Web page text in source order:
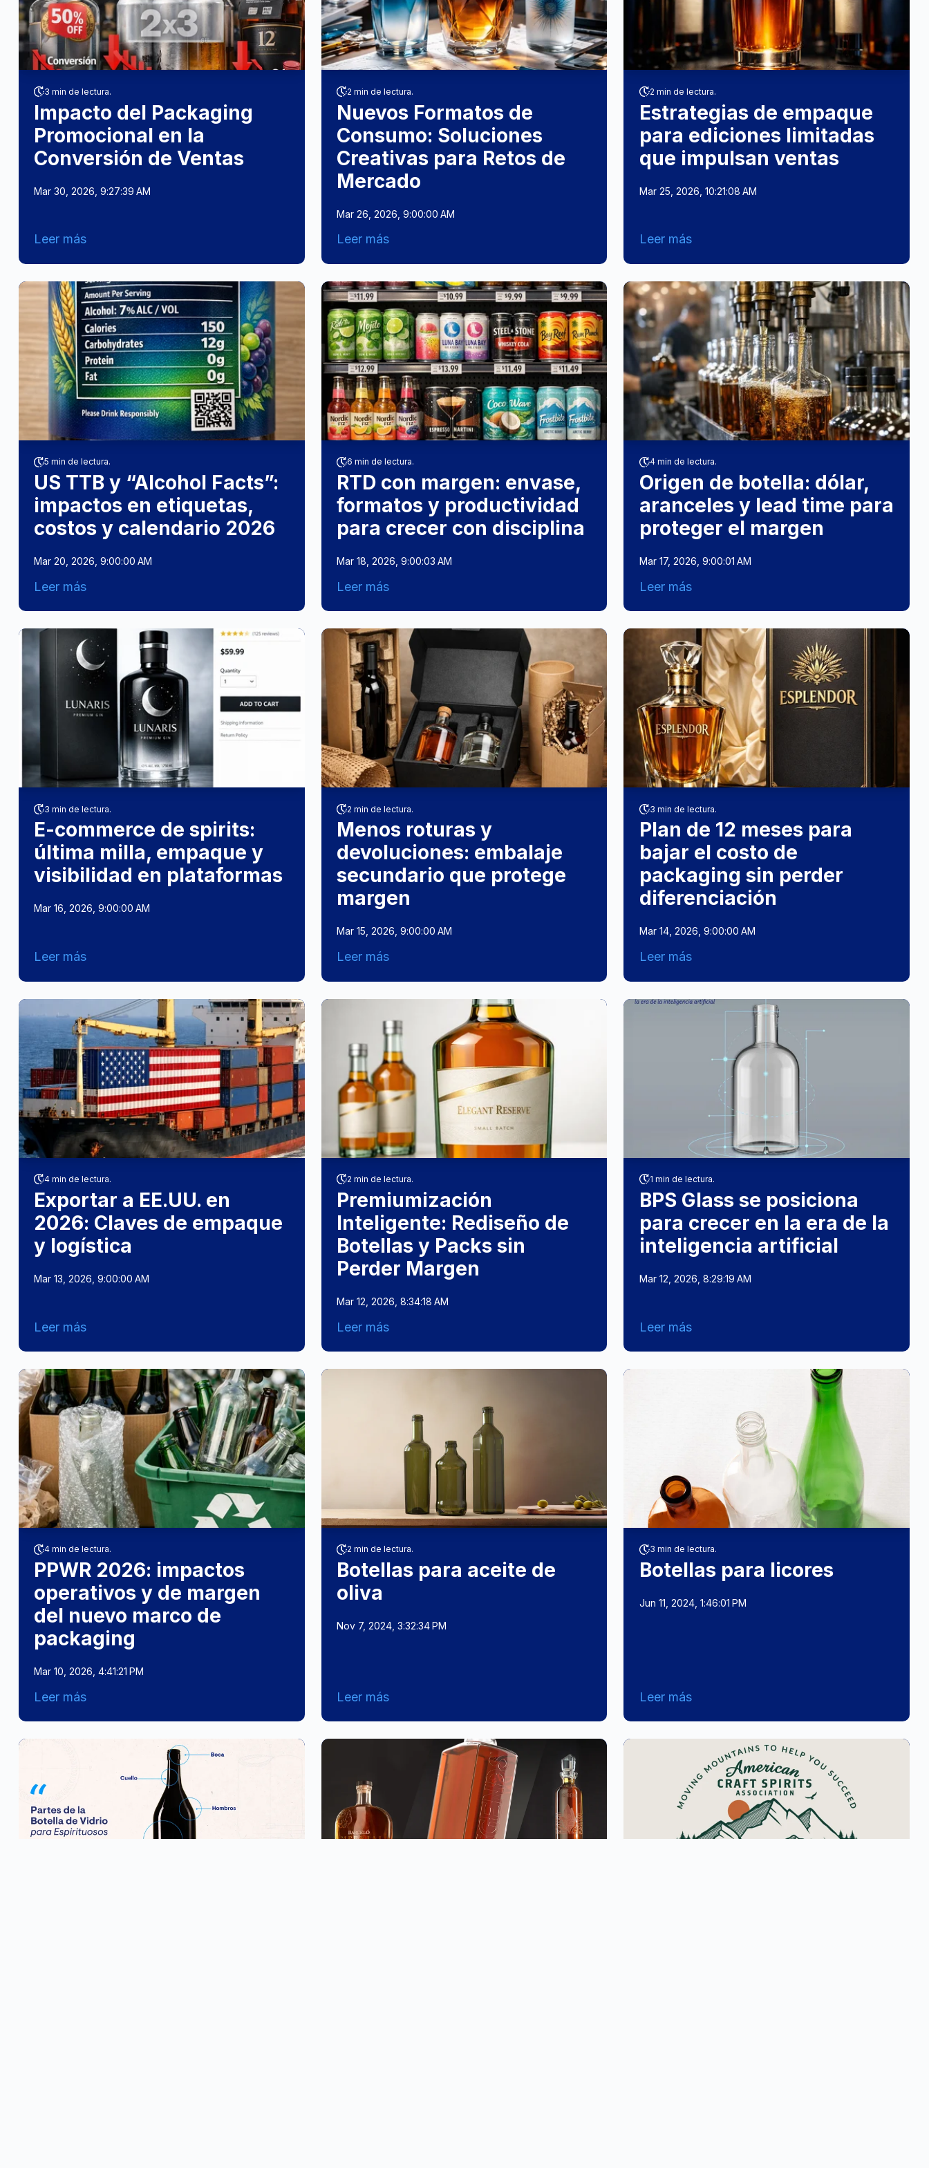
3 min de lectura.
Impacto del Packaging
Promocional en la
Conversión de Ventas
Mar 30, 2026, 9:27:39 AM
Leer más
2 min de lectura.
Nuevos Formatos de
Consumo: Soluciones
Creativas para Retos de
Mercado
Mar 26, 2026, 9:00:00 AM
Leer más
2 min de lectura.
Estrategias de empaque
para ediciones limitadas
que impulsan ventas
Mar 25, 2026, 10:21:08 AM
Leer más
5 min de lectura.
US TTB y “Alcohol Facts”:
impactos en etiquetas,
costos y calendario 2026
Mar 20, 2026, 9:00:00 AM
Leer más
6 min de lectura.
RTD con margen: envase,
formatos y productividad
para crecer con disciplina
Mar 18, 2026, 9:00:03 AM
Leer más
4 min de lectura.
Origen de botella: dólar,
aranceles y lead time para
proteger el margen
Mar 17, 2026, 9:00:01 AM
Leer más
3 min de lectura.
E-commerce de spirits:
última milla, empaque y
visibilidad en plataformas
Mar 16, 2026, 9:00:00 AM
Leer más
2 min de lectura.
Menos roturas y
devoluciones: embalaje
secundario que protege
margen
Mar 15, 2026, 9:00:00 AM
Leer más
3 min de lectura.
Plan de 12 meses para
bajar el costo de
packaging sin perder
diferenciación
Mar 14, 2026, 9:00:00 AM
Leer más
4 min de lectura.
Exportar a EE.UU. en
2026: Claves de empaque
y logística
Mar 13, 2026, 9:00:00 AM
Leer más
2 min de lectura.
Premiumización
Inteligente: Rediseño de
Botellas y Packs sin
Perder Margen
Mar 12, 2026, 8:34:18 AM
Leer más
1 min de lectura.
BPS Glass se posiciona
para crecer en la era de la
inteligencia artificial
Mar 12, 2026, 8:29:19 AM
Leer más
4 min de lectura.
PPWR 2026: impactos
operativos y de margen
del nuevo marco de
packaging
Mar 10, 2026, 4:41:21 PM
Leer más
2 min de lectura.
Botellas para aceite de
oliva
Nov 7, 2024, 3:32:34 PM
Leer más
3 min de lectura.
Botellas para licores
Jun 11, 2024, 1:46:01 PM
Leer más